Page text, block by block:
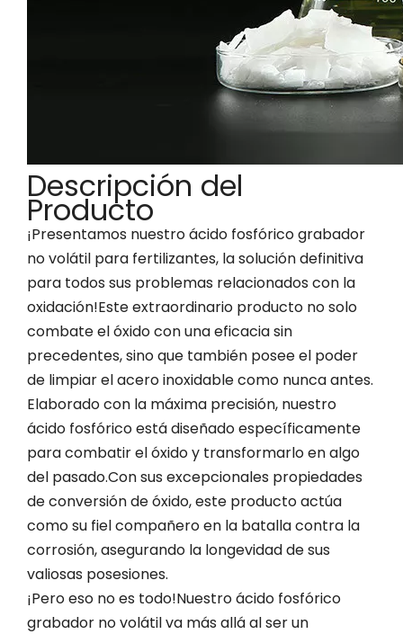
Descripción del
Producto
¡Presentamos nuestro ácido fosfórico grabador
no volátil para fertilizantes, la solución definitiva
para todos sus problemas relacionados con la
oxidación!Este extraordinario producto no solo
combate el óxido con una eficacia sin
precedentes, sino que también posee el poder
de limpiar el acero inoxidable como nunca antes.
Elaborado con la máxima precisión, nuestro
ácido fosfórico está diseñado específicamente
para combatir el óxido y transformarlo en algo
del pasado.Con sus excepcionales propiedades
de conversión de óxido, este producto actúa
como su fiel compañero en la batalla contra la
corrosión, asegurando la longevidad de sus
valiosas posesiones.
¡Pero eso no es todo!Nuestro ácido fosfórico
grabador no volátil va más allá al ser un